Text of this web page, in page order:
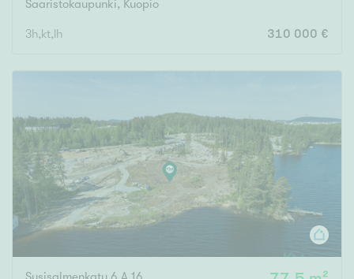
Saaristokaupunki, Kuopio
3h,kt,lh 310 000 €